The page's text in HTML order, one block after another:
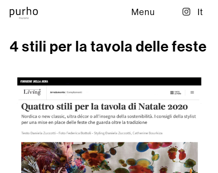
Menu It
4 stili per la tavola delle feste